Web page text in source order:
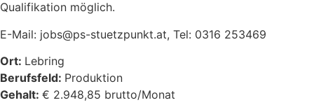
Qualifikation möglich.
E-Mail: jobs@ps-stuetzpunkt.at, Tel: 0316 253469
Ort: Lebring
Berufsfeld: Produktion
Gehalt: € 2.948,85 brutto/Monat